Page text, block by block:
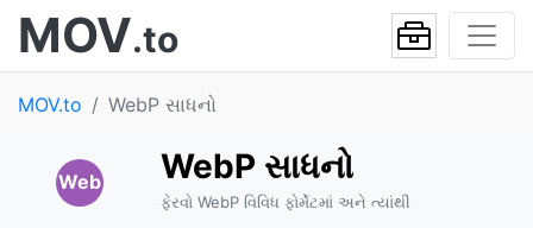
MOV.to
MOV.to WebP સાધનો
Web WebP સાધનો
ફેરવો WebP વિવિધ ફોર્મેટમાં અને ત્યાંથી